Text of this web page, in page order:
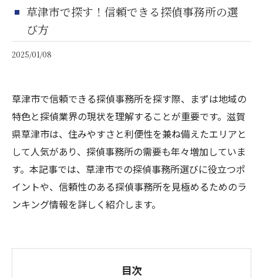
草津市で探す！信頼できる探偵事務所の選
び方
2025/01/08
草津市で信頼できる探偵事務所を探す際、まずは地域の
特色と探偵業界の現状を理解することが重要です。滋賀
県草津市は、住みやすさと利便性を兼ね備えたエリアと
して人気があり、探偵事務所の需要も年々増加していま
す。本記事では、草津市での探偵事務所選びに役立つポ
イントや、信頼性のある探偵事務所を見極めるためのラ
ンキング情報を詳しく紹介します。
目次